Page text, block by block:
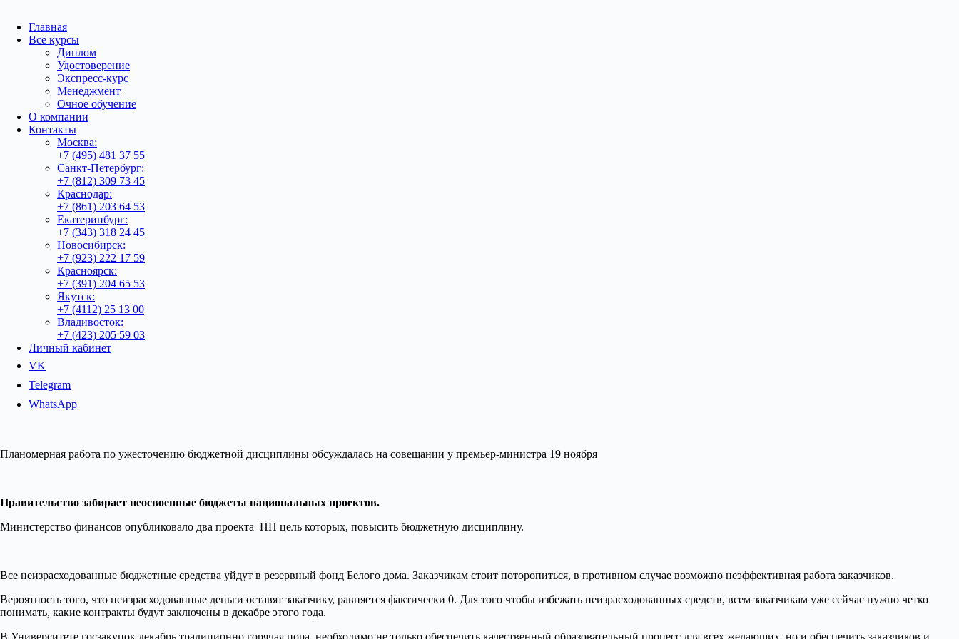
Главная
Все курсы
Диплом
Удостоверение
Экспресс-курс
Менеджмент
Очное обучение
О компании
Контакты
Москва:
+7 (495) 481 37 55
Санкт-Петербург:
+7 (812) 309 73 45
Краснодар:
+7 (861) 203 64 53
Екатеринбург:
+7 (343) 318 24 45
Новосибирск:
+7 (923) 222 17 59
Красноярск:
+7 (391) 204 65 53
Якутск:
+7 (4112) 25 13 00
Владивосток:
+7 (423) 205 59 03
Личный кабинет
VK
Telegram
WhatsApp
Планомерная работа по ужесточению бюджетной дисциплины обсуждалась на совещании у премьер-министра 19 ноября
Правительство забирает неосвоенные бюджеты национальных проектов.
Министерство финансов опубликовало два проекта ПП цель которых, повысить бюджетную дисциплину.
Все неизрасходованные бюджетные средства уйдут в резервный фонд Белого дома. Заказчикам стоит поторопиться, в противном случае возможно неэффективная работа заказчиков.
Вероятность того, что неизрасходованные деньги оставят заказчику, равняется фактически 0. Для того чтобы избежать неизрасходованных средств, всем заказчикам уже сейчас нужно четко
понимать, какие контракты будут заключены в декабре этого года.
В Университете госзакупок декабрь традиционно горячая пора, необходимо не только обеспечить качественный образовательный процесс для всех желающих, но и обеспечить заказчиков и